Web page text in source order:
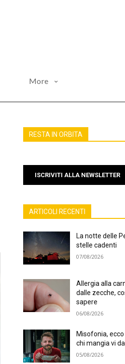
More
RESTA IN ORBITA
ISCRIVITI ALLA NEWSLETTER
ARTICOLI RECENTI
La notte delle
stelle cadenti
07/08/2026
Allergia alla
dalle zecche,
sapere
06/08/2026
Misofonia,
chi mangia vi
05/08/2026